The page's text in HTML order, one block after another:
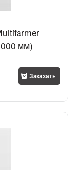
мм)
Заказать